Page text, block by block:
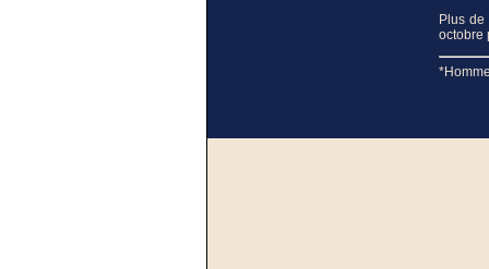
Plus
octobre